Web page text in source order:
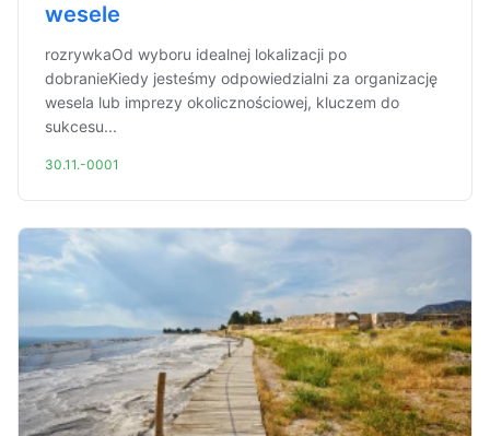
wesele
rozrywkaOd wyboru idealnej lokalizacji po
dobranieKiedy jesteśmy odpowiedzialni za organizację
wesela lub imprezy okolicznościowej, kluczem do
sukcesu...
30.11.-0001